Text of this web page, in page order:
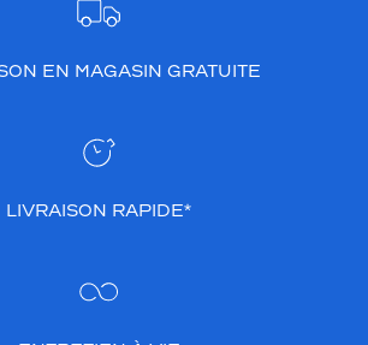
EN MAGASIN GRATUITE
LIVRAISON RAPIDE*